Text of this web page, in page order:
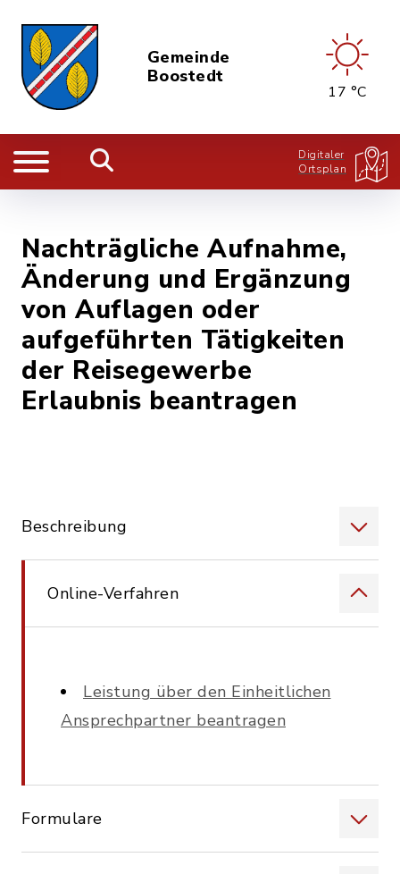
Gemeinde
Boostedt
17 °C
Digitaler
Ortsplan
Nachträgliche Aufnahme,
Änderung und Ergänzung
von Auflagen oder
aufgeführten Tätigkeiten
der Reisegewerbe
Erlaubnis beantragen
Beschreibung
Online-Verfahren
Leistung über den Einheitlichen
Ansprechpartner beantragen
Formulare